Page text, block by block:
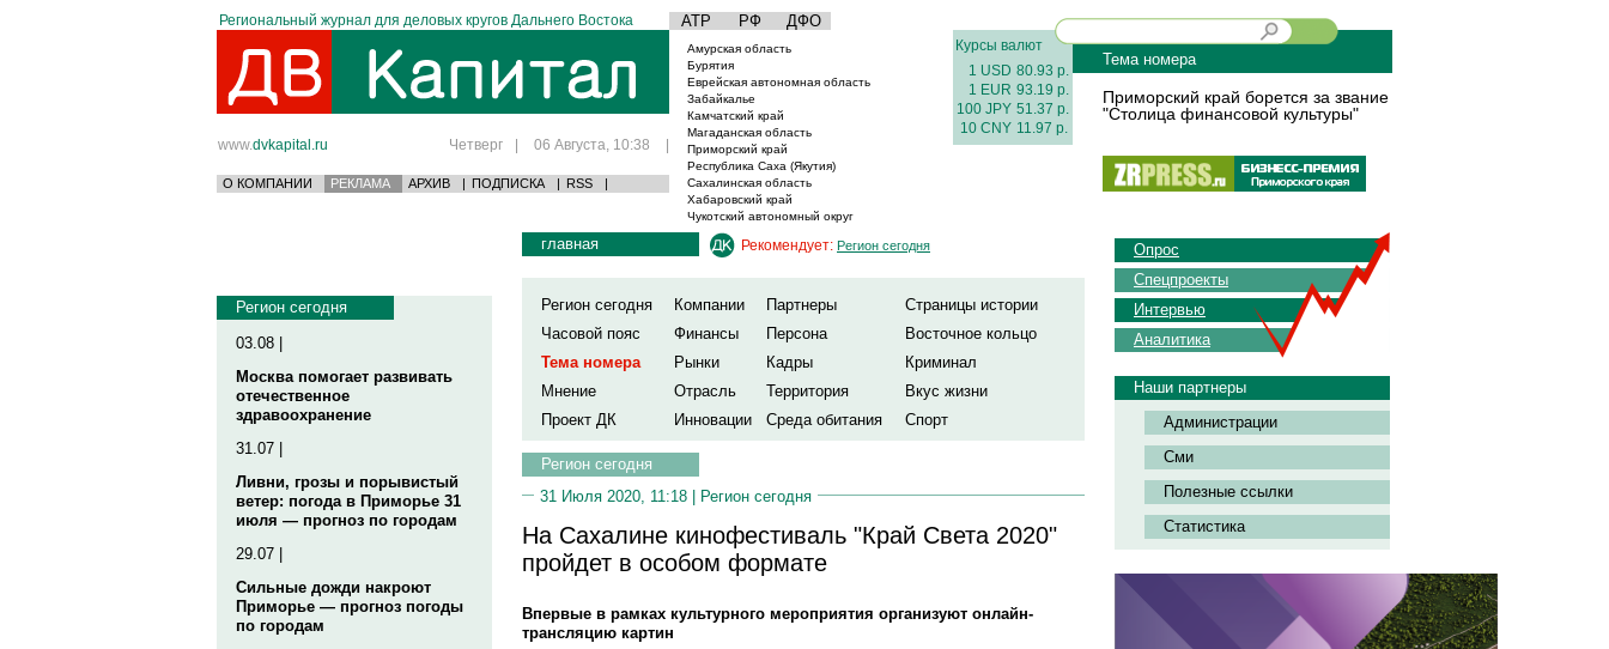
Региональный журнал для деловых кругов Дальнего Востока АТР РФ ДФО
www.dvkapital.ru Четверг | 06 Августа, 10:38 |
О КОМПАНИИ РЕКЛАМА АРХИВ | ПОДПИСКА | RSS |
Амурская область
Бурятия
Еврейская автономная область
Забайкалье
Камчатский край
Магаданская область
Приморский край
Республика Саха (Якутия)
Сахалинская область
Хабаровский край
Чукотский автономный округ
Курсы валют
1 USD 80.93 р.
1 EUR 93.19 р.
100 JPY 51.37 р.
10 CNY 11.97 р.
Тема номера
Приморский край борется за звание
"Столица финансовой культуры"
Регион сегодня
03.08 |
Москва помогает развивать
отечественное
здравоохранение
31.07 |
Ливни, грозы и порывистый
ветер: погода в Приморье 31
июля — прогноз по городам
29.07 |
Сильные дожди накроют
Приморье — прогноз погоды
по городам
главная Рекомендует: Регион сегодня
Регион сегодня Компании Партнеры
Страницы истории
Часовой пояс
Финансы Персона
Восточное кольцо
Тема номера
Рынки Кадры
Криминал
Мнение
Отрасль Территория
Вкус жизни
Проект ДК
Инновации Среда обитания Спорт
Регион сегодня
31 Июля 2020, 11:18 | Регион сегодня
На Сахалине кинофестиваль "Край Света 2020"
пройдет в особом формате
Впервые в рамках культурного мероприятия организуют онлайн-
трансляцию картин
Опрос
Спецпроекты
Интервью
Аналитика
Наши партнеры
Администрации
Сми
Полезные ссылки
Статистика